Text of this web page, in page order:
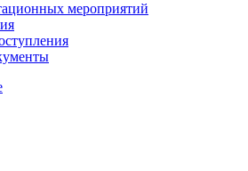
мероприятий